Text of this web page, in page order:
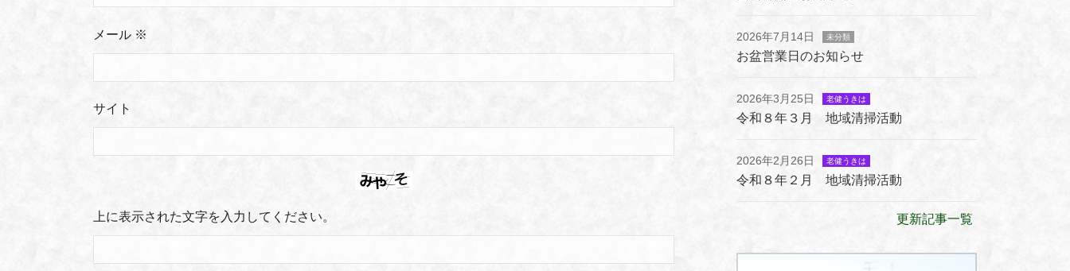
メール ※
サイト
上に表示された文字を入力してください。
2026年7月14日 未分類
お盆営業日のお知らせ
2026年3月25日 老健うきは
令和８年３月 地域清掃活動
2026年2月26日 老健うきは
令和８年２月 地域清掃活動
更新記事一覧